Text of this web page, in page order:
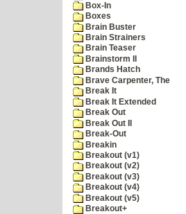
Box-In
Boxes
Brain Buster
Brain Strainers
Brain Teaser
Brainstorm II
Brands Hatch
Brave Carpenter, The
Break It
Break It Extended
Break Out
Break Out II
Break-Out
Breakin
Breakout (v1)
Breakout (v2)
Breakout (v3)
Breakout (v4)
Breakout (v5)
Breakout+